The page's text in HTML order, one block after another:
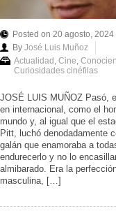
Posted on 20 agosto, 2024
By José Luis Muñoz
Actualidad, Cine,
Curiosidades cinéfilas
JOSÉ LUIS MUÑOZ Pasó,
en internacional, como el
mundo y, al igual que el
Pitt, luchó denodadamente
galán que enamoraba a
endurecerlo y no lo
almibarado. Era la
masculina, […]